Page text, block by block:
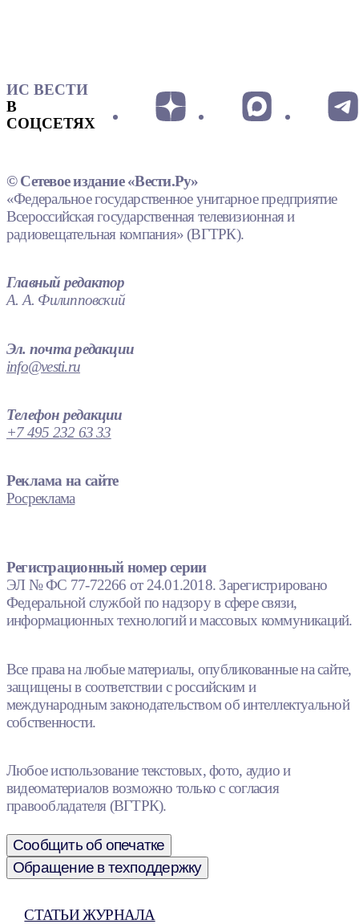
ИС ВЕСТИ
В
СОЦСЕТЯХ
© Сетевое издание «Вести.Ру»
«Федеральное государственное унитарное предприятие
Всероссийская государственная телевизионная и
радиовещательная компания» (ВГТРК).
Главный редактор
А. А. Филипповский
Эл. почта редакции
info@vesti.ru
Телефон редакции
+7 495 232 63 33
Реклама на сайте
Росреклама
Регистрационный номер серии
ЭЛ № ФС 77-72266 от 24.01.2018. Зарегистрировано
Федеральной службой по надзору в сфере связи,
информационных технологий и массовых коммуникаций.
Все права на любые материалы, опубликованные на сайте,
защищены в соответствии с российским и
международным законодательством об интеллектуальной
собственности.
Любое использование текстовых, фото, аудио и
видеоматериалов возможно только с согласия
правообладателя (ВГТРК).
Сообщить об опечатке
Обращение в техподдержку
СТАТЬИ ЖУРНАЛА